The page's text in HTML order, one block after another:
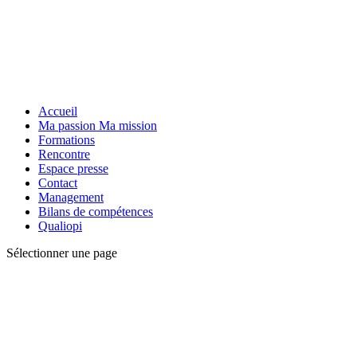
Accueil
Ma passion Ma mission
Formations
Rencontre
Espace presse
Contact
Management
Bilans de compétences
Qualiopi
Sélectionner une page